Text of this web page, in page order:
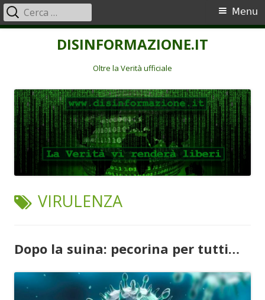
DISINFORMAZIONE.IT
Oltre la Verità ufficiale
Menu
principale
Menu
Ricerca
per:
TAG:
VIRULENZA
Dopo la suina: pecorina per tutti…